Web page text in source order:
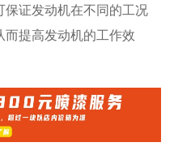
保证发动机在不同的工况
而提高发动机的工作效